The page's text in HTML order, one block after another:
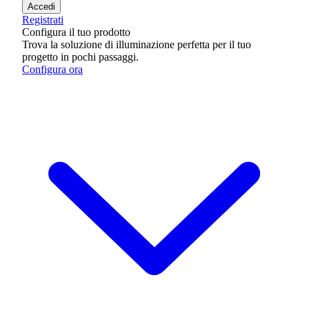
Accedi
Registrati
Configura il tuo prodotto
Trova la soluzione di illuminazione perfetta per il tuo
progetto in pochi passaggi.
Configura ora